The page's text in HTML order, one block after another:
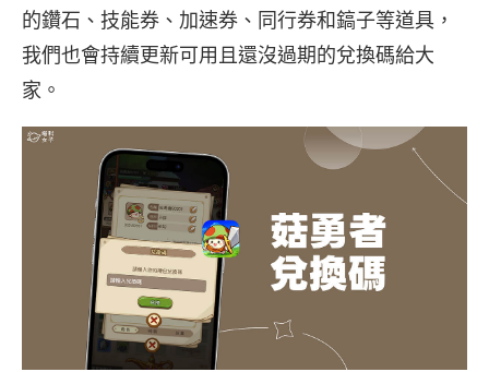
的鑽石、技能券、加速券、同行券和鎬子等道具，
我們也會持續更新可用且還沒過期的兌換碼給大
家。